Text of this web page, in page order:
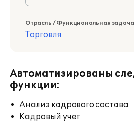
Отрасль / Функциональная задача
Торговля
Автоматизированы
функции:
Анализ кадрового состава
Кадровый учет